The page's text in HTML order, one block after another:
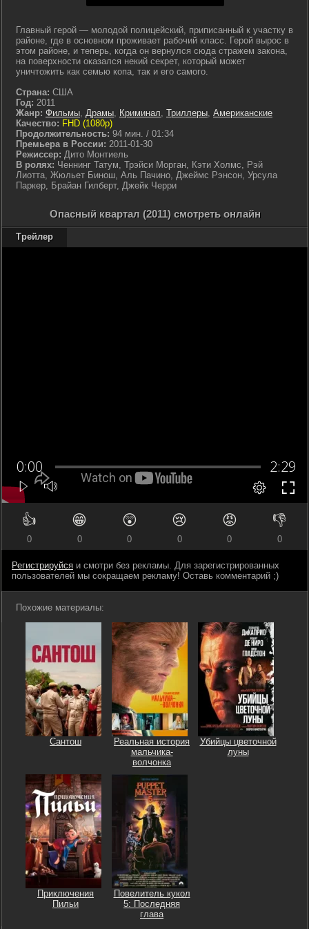
Главный герой — молодой полицейский, приписанный к участку в
районе, где в основном проживает рабочий класс. Герой вырос в
этом районе, и теперь, когда он вернулся сюда стражем закона,
на поверхности оказался некий секрет, который может
уничтожить как семью копа, так и его самого.
Страна: США
Год: 2011
Жанр: Фильмы, Драмы, Криминал, Триллеры, Американские
Качество: FHD (1080p)
Продолжительность: 94 мин. / 01:34
Премьера в России: 2011-01-30
Режиссер: Дито Монтиель
В ролях: Ченнинг Татум, Трэйси Морган, Кэти Холмс, Рэй
Лиотта, Жюльет Бинош, Аль Пачино, Джеймс Рэнсон, Урсула
Паркер, Брайан Гилберт, Джейк Черри
Опасный квартал (2011) смотреть онлайн
Трейлер
👍
0
😁
0
😲
0
😢
0
😡
0
👎
0
Регистрируйся и смотри без рекламы. Для зарегистрированных
пользователей мы сокращаем рекламу! Оставь комментарий ;)
Похожие материалы:
Сантош
Реальная история
мальчика-
волчонка
Убийцы цветочной
луны
Приключения
Пильи
Повелитель кукол
5: Последняя
глава